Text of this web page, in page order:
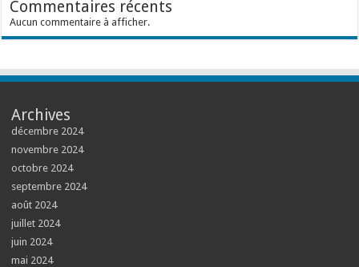
Commentaires récents
Aucun commentaire à afficher.
Archives
décembre 2024
novembre 2024
octobre 2024
septembre 2024
août 2024
juillet 2024
juin 2024
mai 2024